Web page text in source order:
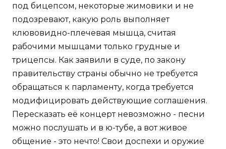
под бицепсом, некоторые жимовики и не
подозревают, какую роль выполняет
клювовидно-плечевая мышца, считая
рабочими мышцами только грудные и
трицепсы. Как заявили в суде, по закону
правительству страны обычно не требуется
обращаться к парламенту, когда требуется
модифицировать действующие соглашения.
Пересказать её концерт невозможно - песни
можно послушать и в ю-тубе, а вот живое
общение - это нечто! Свои доспехи и оружие